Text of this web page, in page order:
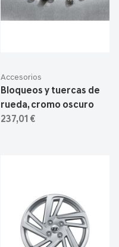
Accesorios
Bloqueos y tuercas de
rueda, cromo oscuro
237,01 €